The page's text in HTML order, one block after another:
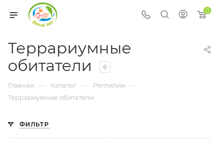
0
Террариумные
обитатели
6
Главная — Каталог — Рептилии —
Террариумные обитатели
ФИЛЬТР